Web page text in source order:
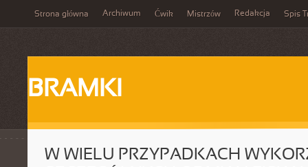
Strona główna Archiwum Ćwik Mistrzów Redakcja Spis
BRAMKI
W WIELU PRZYPADKACH